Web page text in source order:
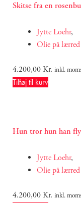
Skitse fra en
Jytte Loehr,
Olie på lærred
4.200,00Kr. inkl.
Tilføj til kurv
Hun tror hun han
Jytte Loehr,
Olie på lærred
4.200,00Kr. inkl.